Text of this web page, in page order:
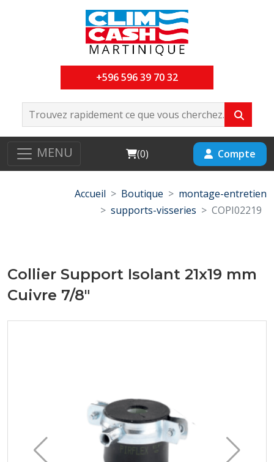
+596 596 39 70 32
MENU Cart
(0) Compte
Accueil Boutique
montage-entretien
supports-visseries
COPI02219
Collier Support Isolant 21x19 mm
Cuivre 7/8"